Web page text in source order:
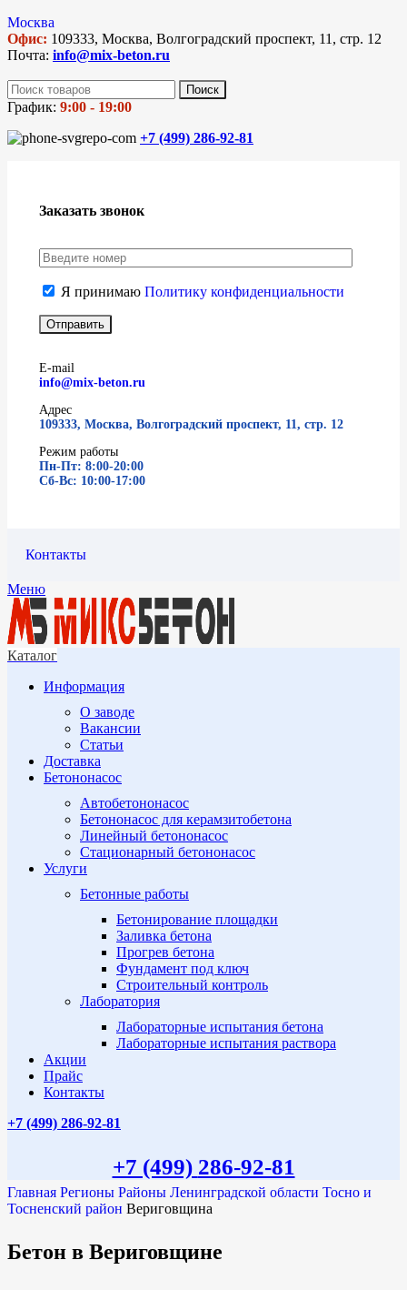
Москва
Офис: 109333, Москва, Волгоградский проспект, 11, стр. 12
Почта: info@mix-beton.ru
Поиск
График: 9:00 - 19:00
+7 (499) 286-92-81
Заказать звонок
Я принимаю Политику конфиденциальности
E-mail
info@mix-beton.ru
Адрес
109333, Москва, Волгоградский проспект, 11, стр. 12
Режим работы
Пн-Пт: 8:00-20:00
Сб-Вс: 10:00-17:00
Контакты
Меню
Каталог
Информация
О заводе
Вакансии
Статьи
Доставка
Бетононасос
Автобетононасос
Бетононасос для керамзитобетона
Линейный бетононасос
Стационарный бетононасос
Услуги
Бетонные работы
Бетонирование площадки
Заливка бетона
Прогрев бетона
Фундамент под ключ
Строительный контроль
Лаборатория
Лабораторные испытания бетона
Лабораторные испытания раствора
Акции
Прайс
Контакты
+7 (499) 286-92-81
+7 (499) 286-92-81
Главная Регионы Районы Ленинградской области Тосно и
Тосненский район Вериговщина
Бетон в Вериговщине